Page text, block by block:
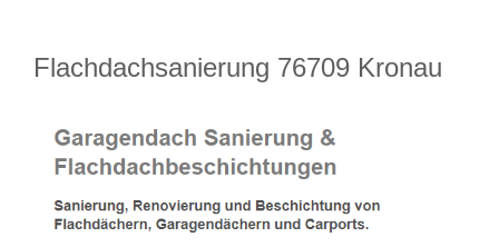
Flachdachsanierung 76709 Kronau